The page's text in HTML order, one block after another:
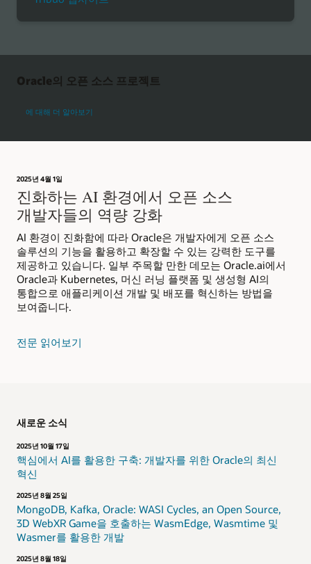
Oracle의 오픈 소스 프로젝트
에 대해 더 알아보기
2025년 4월 1일
진화하는 AI 환경에서 오픈 소스
개발자들의 역량 강화
AI 환경이 진화함에 따라 Oracle은 개발자에게 오픈 소스
솔루션의 기능을 활용하고 확장할 수 있는 강력한 도구를
제공하고 있습니다. 일부 주목할 만한 데모는 Oracle.ai에서
Oracle과 Kubernetes, 머신 러닝 플랫폼 및 생성형 AI의
통합으로 애플리케이션 개발 및 배포를 혁신하는 방법을
보여줍니다.
전문 읽어보기
새로운 소식
2025년 10월 17일
핵심에서 AI를 활용한 구축: 개발자를 위한 Oracle의 최신
혁신
2025년 8월 25일
MongoDB, Kafka, Oracle: WASI Cycles, an Open Source,
3D WebXR Game을 호출하는 WasmEdge, Wasmtime 및
Wasmer를 활용한 개발
2025년 8월 18일